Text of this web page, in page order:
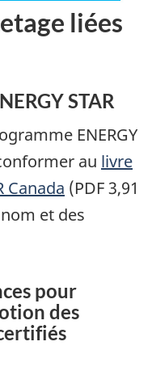
liées
STAR
ENERGY
au livre
Canada (PDF 3,91
et des
pour
des